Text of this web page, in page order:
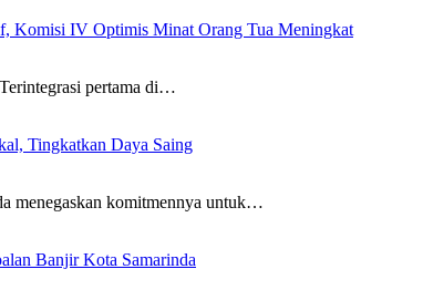
Komisi IV Optimis Minat Orang Tua Meningkat
pertama di…
Tingkatkan Daya Saing
menegaskan komitmennya untuk…
Banjir Kota Samarinda